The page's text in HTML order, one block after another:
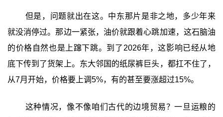
但是，问题就出在这。中东那片是非之地，多少年来
就没消停过。那边一紧张，油价就跟着心跳加速，这石脑油
的价格自然也是上蹿下跳。到了2026年，这影响已经从地
底下传到了货架上。东大邻国的纸尿裤巨头，都扛不住了，
从7月开始，价格要上调5%，有的甚至要涨超过15%。
这种情况，像不像咱们古代的边境贸易？一旦运粮的